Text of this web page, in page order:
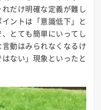
だけ明確な定義が難し
ントは「意識低下」と
、とても簡単にいってし
動はみられなくなるけ
ない」現象といったと